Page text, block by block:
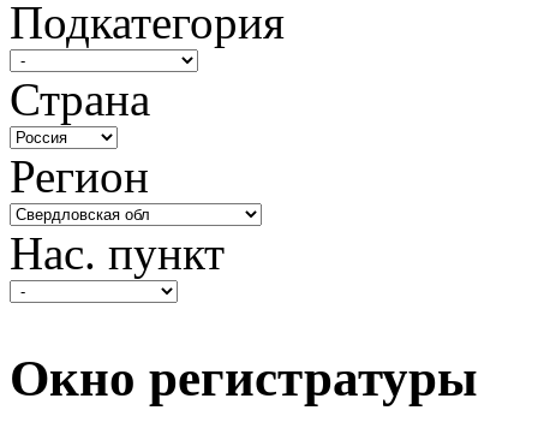
Подкатегория
Страна
Регион
Нас. пункт
Окно регистратуры